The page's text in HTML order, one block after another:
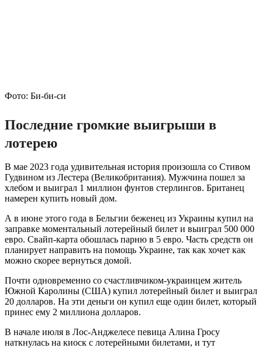
Фото: Би-би-си
Последние громкие выигрыши в
лотерею
В мае 2023 года удивительная история произошла со Стивом
Гудвином из Лестера (Великобритания). Мужчина пошел за
хлебом и выиграл 1 миллион фунтов стерлингов. Британец
намерен купить новый дом.
А в июне этого года в Бельгии беженец из Украины купил на
заправке моментальный лотерейный билет и выиграл 500 000
евро. Свайп-карта обошлась парню в 5 евро. Часть средств он
планирует направить на помощь Украине, так как хочет как
можно скорее вернуться домой.
Почти одновременно со счастливчиком-украинцем житель
Южной Каролины (США) купил лотерейный билет и выиграл
20 долларов. На эти деньги он купил еще один билет, который
принес ему 2 миллиона долларов.
В начале июля в Лос-Анджелесе певица Алина Гросу
наткнулась на киоск с лотерейными билетами, и тут